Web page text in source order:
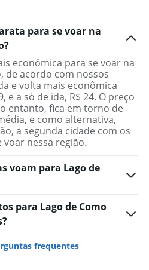
para se voar na
econômica para se voar na
de acordo com nossos
e volta mais econômica
e a só de ida, R$ 24. O preço
entanto, fica em torno de
e como alternativa,
a segunda cidade com os
nessa região.
voam para Lago de
para Lago de Como
frequentes